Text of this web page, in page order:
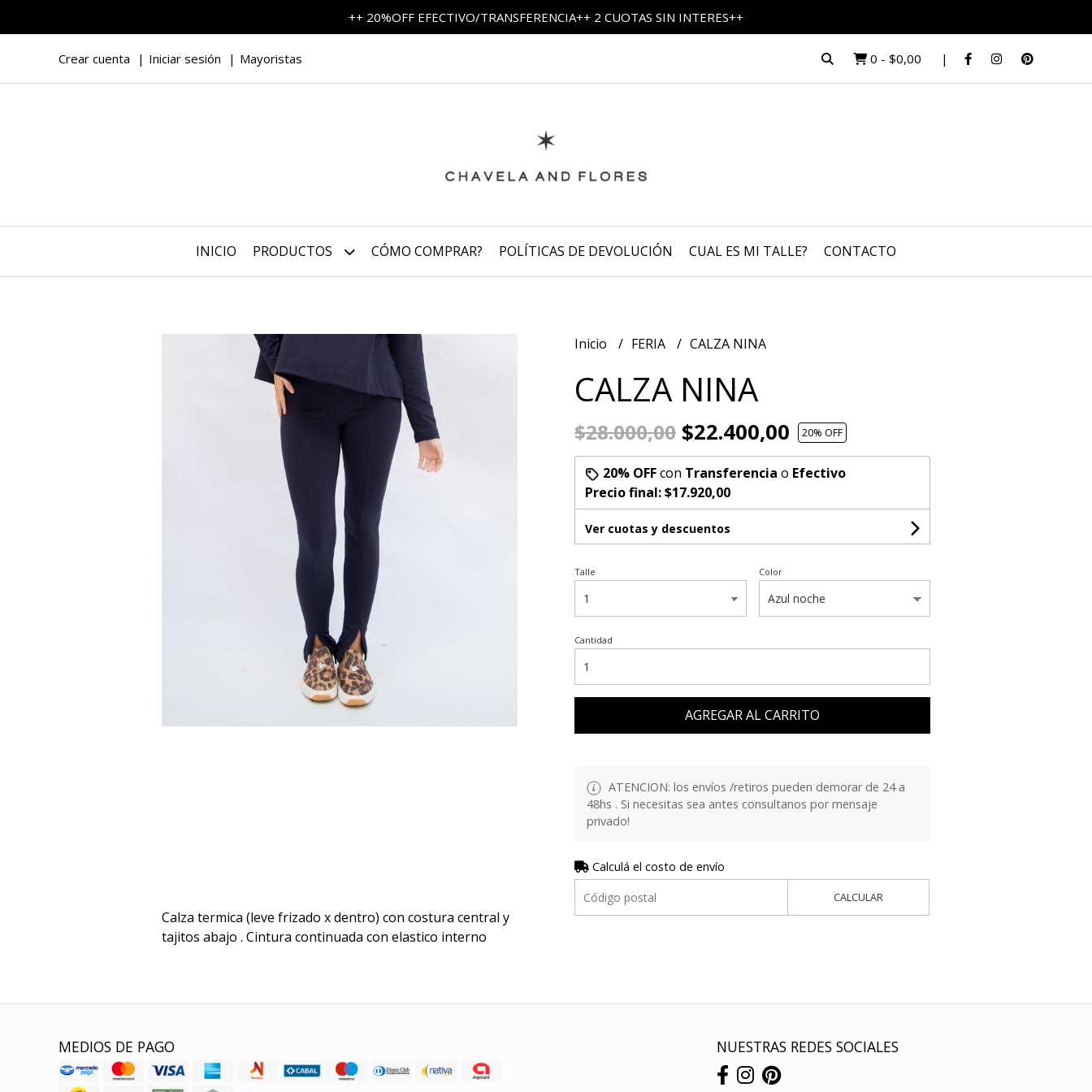
++ 20%OFF EFECTIVO/TRANSFERENCIA++ 2 CUOTAS SIN INTERES++
Crear cuenta Iniciar sesión Mayoristas 0 - $0,00
INICIO PRODUCTOS CÓMO COMPRAR? POLÍTICAS DE DEVOLUCIÓN CUAL ES MI TALLE? CONTACTO
Calza termica (leve frizado x dentro) con costura central y
tajitos abajo . Cintura continuada con elastico interno
Inicio FERIA CALZA NINA
CALZA NINA
$28.000,00 $22.400,00 20% OFF
20% OFFcon Transferencia o Efectivo
Precio final:$17.920,00
Ver cuotas y descuentos
Talle Color
Cantidad
AGREGAR AL CARRITO
ATENCION: los envíos /retiros pueden demorar de 24 a
48hs . Si necesitas sea antes consultanos por mensaje
privado!
Calculá el costo de envío
CALCULAR
MEDIOS DE PAGO NUESTRAS REDES SOCIALES